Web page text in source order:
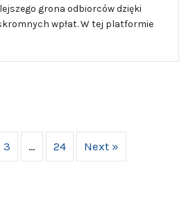
grona odbiorców dzięki
wpłat. W tej platformie
3 … 24 Next »